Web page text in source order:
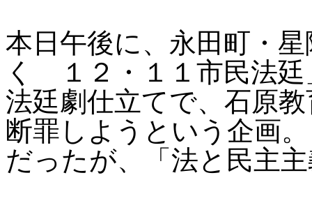
本日午後に、永田町・
く １２・１１市民法廷
法廷劇仕立てで、石原
断罪しようという企画
だったが、「法と民主